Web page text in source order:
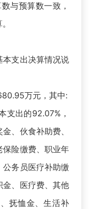
与预算数一致，
本支出决算情况说
万元，其中:
支出的92.07%，
、伙食补助费、
保险缴费、职业年
公务员医疗补助缴
金、医疗费、其他
抚恤金、生活补